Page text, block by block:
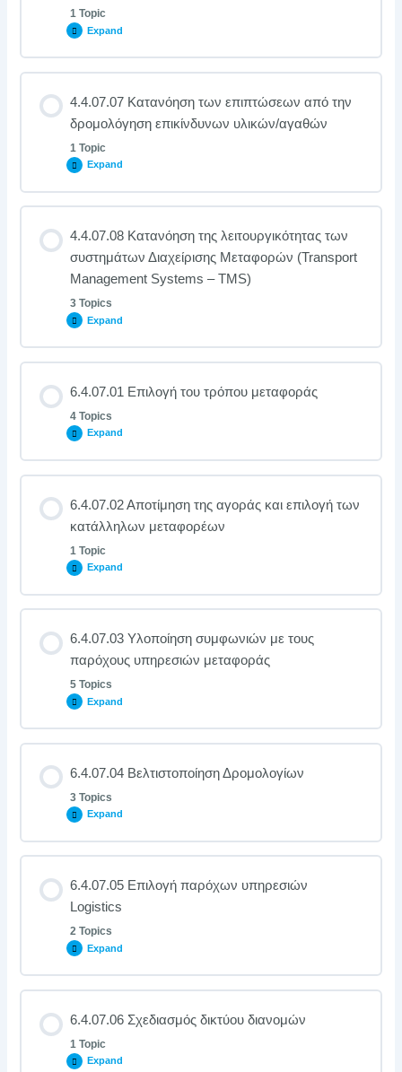
1 Topic
Expand
4.4.07.07 Κατανόηση των επιπτώσεων από την
δρομολόγηση επικίνδυνων υλικών/αγαθών
1 Topic
Expand
4.4.07.08 Κατανόηση της λειτουργικότητας των
συστημάτων Διαχείρισης Μεταφορών (Transport
Management Systems – TMS)
3 Topics
Expand
6.4.07.01 Επιλογή του τρόπου μεταφοράς
4 Topics
Expand
6.4.07.02 Αποτίμηση της αγοράς και επιλογή των
κατάλληλων μεταφορέων
1 Topic
Expand
6.4.07.03 Υλοποίηση συμφωνιών με τους
παρόχους υπηρεσιών μεταφοράς
5 Topics
Expand
6.4.07.04 Βελτιστοποίηση Δρομολογίων
3 Topics
Expand
6.4.07.05 Επιλογή παρόχων υπηρεσιών
Logistics
2 Topics
Expand
6.4.07.06 Σχεδιασμός δικτύου διανομών
1 Topic
Expand